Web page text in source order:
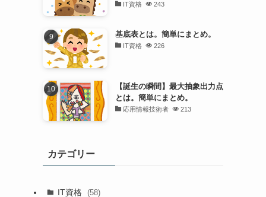
IT資格 243
基底表とは。簡単にまとめ。
IT資格 226
【誕生の瞬間】最大抽象出力点
とは。簡単にまとめ。
応用情報技術者 213
カテゴリー
IT資格 (58)